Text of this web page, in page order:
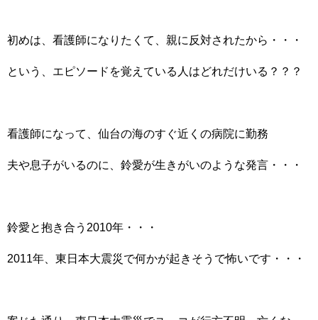
初めは、看護師になりたくて、親に反対されたから・・・
という、エピソードを覚えている人はどれだけいる？？？
看護師になって、仙台の海のすぐ近くの病院に勤務
夫や息子がいるのに、鈴愛が生きがいのような発言・・・
鈴愛と抱き合う2010年・・・
2011年、東日本大震災で何かが起きそうで怖いです・・・